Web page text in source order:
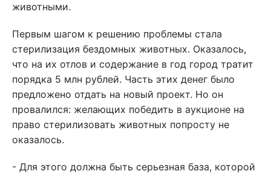
животными.
Первым шагом к решению проблемы стала
стерилизация бездомных животных. Оказалось,
что на их отлов и содержание в год город тратит
порядка 5 млн рублей. Часть этих денег было
предложено отдать на новый проект. Но он
провалился: желающих победить в аукционе на
право стерилизовать животных попросту не
оказалось.
- Для этого должна быть серьезная база, которой